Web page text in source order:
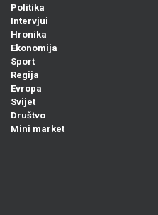
Politika
Intervjui
Hronika
Ekonomija
Sport
Regija
Evropa
Svijet
Društvo
Mini market